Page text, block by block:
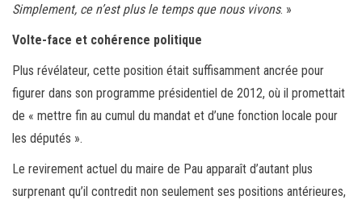
Simplement, ce n’est plus le temps que nous vivons. »
Volte-face et cohérence politique
Plus révélateur, cette position était suffisamment ancrée pour
figurer dans son programme présidentiel de 2012, où il promettait
de « mettre fin au cumul du mandat et d’une fonction locale pour
les députés ».
Le revirement actuel du maire de Pau apparaît d’autant plus
surprenant qu’il contredit non seulement ses positions antérieures,